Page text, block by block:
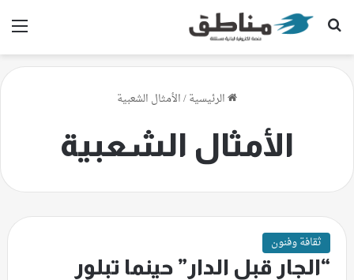
بحث عن
الرئيسية/الأمثال الشعبية
الأمثال الشعبية
ثقافة وفنون
“الجار قبل الدار” حينما تبلور